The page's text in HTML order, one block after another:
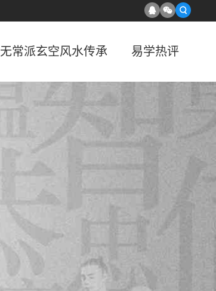
无常派玄空风水传承 易学热评